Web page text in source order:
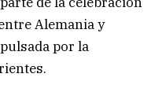
Alemania y
por la